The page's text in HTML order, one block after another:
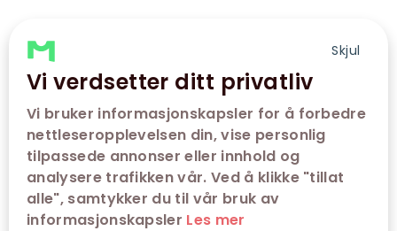
Skjul
Vi verdsetter ditt privatliv
Vi bruker informasjonskapsler for å forbedre
nettleseropplevelsen din, vise personlig
tilpassede annonser eller innhold og
analysere trafikken vår. Ved å klikke "tillat
alle", samtykker du til vår bruk av
informasjonskapsler Les mer